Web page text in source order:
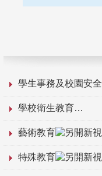
學生事務及校園安全
學校衛生教育
藝術教育
特殊教育